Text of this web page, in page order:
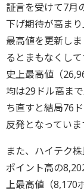
証言を受けて7月
下げ期待が高ま
最高値を更新し
るとまもなくし
史上最高値（
均は29ドル高ま
ち直すと結局76
反発となっていま
また、ハイテク
ポイント高の
上最高値（8,170